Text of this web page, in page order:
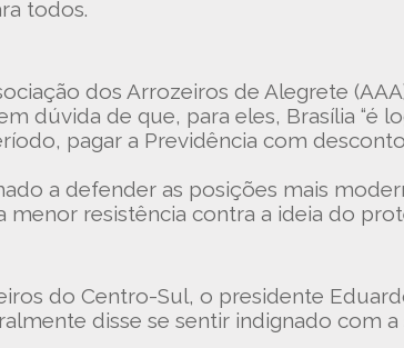
todos.
dos Arrozeiros de Alegrete
dúvida de que, para eles, Brasília “é
pagar a Previdência com
a defender as posições mais
menor resistência contra a ideia do
do Centro-Sul, o presidente
disse se sentir indignado com